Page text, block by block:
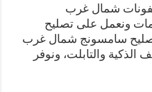
شمال غرب
ونعمل على تصليح
سامسونج شمال غرب
الذكية والتابلت، ونوفر